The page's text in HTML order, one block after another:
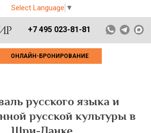
Select Language ▼
+7 495 023-81-81
ОНЛАЙН-БРОНИРОВАНИЕ
русского языка и
русской культуры в